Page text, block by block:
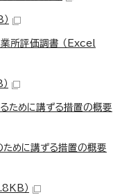
所評価調書 （Excel
ために講ずる措置の概要
めに講ずる措置の概要
）